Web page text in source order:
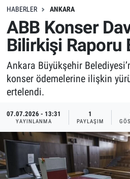
HABERLER ANKARA
ABB Konser
Bilirkişi Raporu
Ankara Büyükşehir
konser ödemelerine ilişkin
ertelendi.
07.07.2026 - 13:31
YAYINLANMA
1
PAYLAŞIM